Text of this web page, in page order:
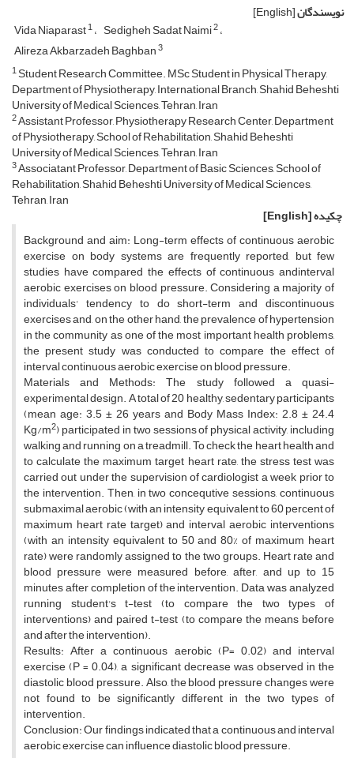
نویسندگان[English]
Vida Niaparast1 Sedigheh Sadat Naimi2
Alireza Akbarzadeh Baghban3
1Student Research Committee. MSc Student in Physical Therapy,
Department of Physiotherapy, International Branch, Shahid Beheshti
University of Medical Sciences, Tehran, Iran
2Assistant Professor, Physiotherapy Research Center, Department
of Physiotherapy, School of Rehabilitation, Shahid Beheshti
University of Medical Sciences, Tehran, Iran
3Associatant Professor, Department of Basic Sciences, School of
Rehabilitation, Shahid Beheshti University of Medical Sciences,
Tehran, Iran
چکیده[English]
Background and aim: Long-term effects of continuous aerobic
exercise on body systems are frequently reported, but few
studies have compared the effects of continuous andinterval
aerobic exercises on blood pressure. Considering a majority of
individuals' tendency to do short-term and discontinuous
exercises and, on the other hand, the prevalence of hypertension
in the community as one of the most important health problems,
the present study was conducted to compare the effect of
interval continuous aerobic exercise on blood pressure.
Materials and Methods: The study followed a quasi-
experimental design. A total of 20 healthy, sedentary participants
(mean age: 3.5 ± 26 years and Body Mass Index: 2.8 ± 24.4
Kg/m2) participated in two sessions of physical activity, including
walking and running on a treadmill. To check the heart health and
to calculate the maximum target heart rate, the stress test was
carried out under the supervision of cardiologist a week prior to
the intervention. Then, in two concequtive sessions, continuous
submaximal aerobic (with an intensity equivalent to 60 percent of
maximum heart rate target) and interval aerobic interventions
(with an intensity equivalent to 50 and 80% of maximum heart
rate) were randomly assigned to the two groups. Heart rate and
blood pressure were measured before, after, and up to 15
minutes after completion of the intervention. Data was analyzed
running student's t-test (to compare the two types of
interventions) and paired t-test (to compare the means before
and after the intervention).
Results: After a continuous aerobic (P= 0.02) and interval
exercise (P = 0.04), a significant decrease was observed in the
diastolic blood pressure. Also, the blood pressure changes were
not found to be significantly different in the two types of
intervention.
Conclusion: Our findings indicated that a continuous and interval
aerobic exercise can influence diastolic blood pressure.